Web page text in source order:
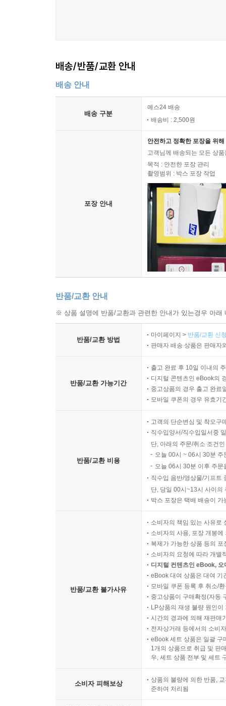
배송/반품/교환 안내
배송 안내
배송 구분
예스24 배송
배송비 : 2,500원
포장 안내
안전하고 정확한 포장을 위
고객님께 배송되는 모든 상
목적 : 안전한 포장 관리
촬영범위 : 박스 포장 작업
반품/교환 안내
※ 상품 설명에 반품/교환과 관련한 안내가 있는경우 아
반품/교환 방법
마이페이지 > 반품/교환 신
판매자 배송 상품은 판매자
반품/교환 가능기간
출고 완료 후 10일 이내의
디지털 콘텐츠인 eBook의
중고상품의 경우 출고 완료
모바일 쿠폰의 경우 유효기
반품/교환 비용
고객의 단순변심 및 착오구
직수입양서/직수입일서중
단, 아래의 주문/취소 조건
오늘 00시 ~ 06시 30분
오늘 06시 30분 이후 주
직수입 음반/영상물/기프트
단, 당일 00시~13시 사이의
박스 포장은 택배 배송이
반품/교환 불가사유
소비자의 책임 있는 사유로
소비자의 사용, 포장 개봉
복제가 가능한 상품 등의
소비자의 요청에 따라 개별
디지털 컨텐츠인 eBook,
eBook 대여 상품은 대여 기
모바일 쿠폰 등록 후 취소/
중고상품이 구매확정(자동
LP상품의 재생 불량 원인
시간의 경과에 의해 재판매
전자상거래 등에서의 소비
eBook 세트 상품은 일괄 구
1개의 상품으로 취급 및 판
우, 세트 상품 전부 및 세트
소비자 피해보상
상품의 불량에 의한 반품,
준하여 처리됨